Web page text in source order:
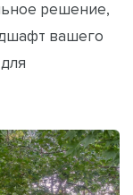
решение,
вашего